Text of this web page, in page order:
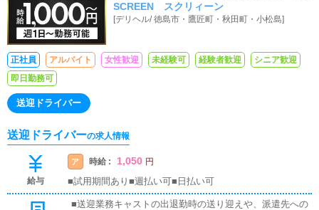
受付・HP更新・キャスト送迎募集中
SCREEN スクリィーン
[デリヘル/徳島市・鷹匠町・秋田町・小松島]
正社員 アルバイト 女性歓迎 未経験可 経験者歓迎
シニア歓迎
即日勤務可
送迎ドライバー
送迎ドライバーの求人情報
給与
ア 時給 : 1,050 円
■試用期間あり■週払い可■日払い可
■送迎業務キャストの出退勤時の送り迎えや、派遣先への